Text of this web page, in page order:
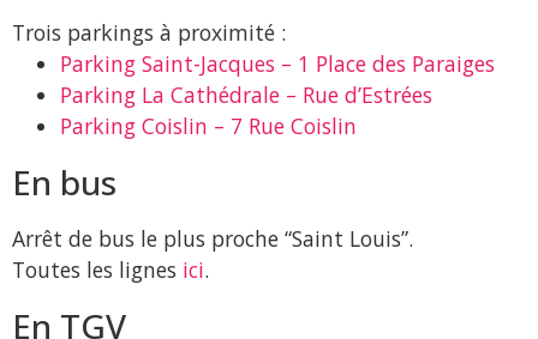
Trois parkings à proximité :
Parking Saint-Jacques – 1 Place des Paraiges
Parking La Cathédrale – Rue d’Estrées
Parking Coislin – 7 Rue Coislin
En bus
Arrêt de bus le plus proche “Saint Louis”.
Toutes les lignes ici.
En TGV